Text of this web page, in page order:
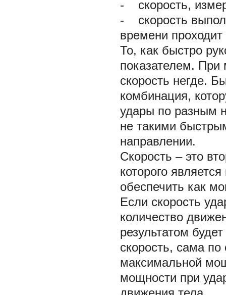
-
скорость,
-
скорость
времени
То, как быстро
показателем.
скорость негде.
комбинация,
удары по разным
не такими
направлении.
Скорость – это
которого
обеспечить как
Если скорость
количество
результатом
скорость, сама
максимальной
мощности при